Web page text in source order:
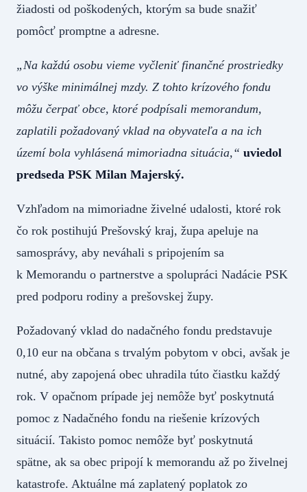
žiadosti od poškodených, ktorým sa bude snažiť
pomôcť promptne a adresne.
„Na každú osobu vieme vyčleniť finančné prostriedky
vo výške minimálnej mzdy. Z tohto krízového fondu
môžu čerpať obce, ktoré podpísali memorandum,
zaplatili požadovaný vklad na obyvateľa a na ich
území bola vyhlásená mimoriadna situácia,“ uviedol
predseda PSK Milan Majerský.
Vzhľadom na mimoriadne živelné udalosti, ktoré rok
čo rok postihujú Prešovský kraj, župa apeluje na
samosprávy, aby neváhali s pripojením sa
k Memorandu o partnerstve a spolupráci Nadácie PSK
pred podporu rodiny a prešovskej župy.
Požadovaný vklad do nadačného fondu predstavuje
0,10 eur na občana s trvalým pobytom v obci, avšak je
nutné, aby zapojená obec uhradila túto čiastku každý
rok. V opačnom prípade jej nemôže byť poskytnutá
pomoc z Nadačného fondu na riešenie krízových
situácií. Takisto pomoc nemôže byť poskytnutá
spätne, ak sa obec pripojí k memorandu až po živelnej
katastrofe. Aktuálne má zaplatený poplatok zo